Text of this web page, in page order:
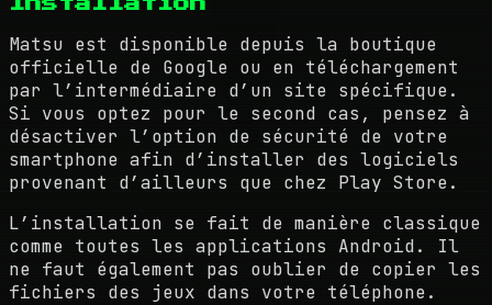
Installation
Matsu est disponible depuis la boutique
officielle de Google ou en téléchargement
par l’intermédiaire d’un site spécifique.
Si vous optez pour le second cas, pensez à
désactiver l’option de sécurité de votre
smartphone afin d’installer des logiciels
provenant d’ailleurs que chez Play Store.
L’installation se fait de manière classique
comme toutes les applications Android. Il
ne faut également pas oublier de copier les
fichiers des jeux dans votre téléphone.